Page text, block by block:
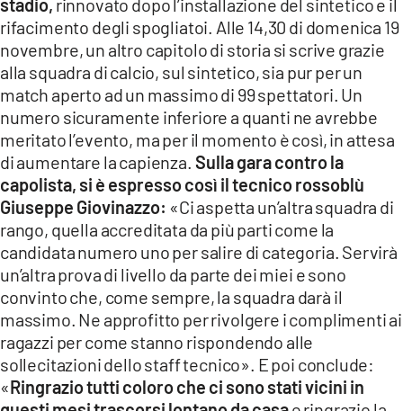
ILVIBONESE.IT
CATANZAROCHANNEL.IT
LACAPITALENEWS.IT
App
ANDROID
APPLE
rifacimento degli spogliatoi. Alle 14,30 di domenica 19
novembre, un altro capitolo di storia si scrive grazie
alla squadra di calcio, sul sintetico, sia pur per un
match aperto ad un massimo di 99 spettatori. Un
numero sicuramente inferiore a quanti ne avrebbe
meritato l’evento, ma per il momento è così, in attesa
di aumentare la capienza. Sulla gara contro la
capolista, si è espresso così il tecnico rossoblù
Giuseppe Giovinazzo: «Ci aspetta un’altra squadra di
rango, quella accreditata da più parti come la
candidata numero uno per salire di categoria. Servirà
un’altra prova di livello da parte dei miei e sono
convinto che, come sempre, la squadra darà il
massimo. Ne approfitto per rivolgere i complimenti ai
ragazzi per come stanno rispondendo alle
sollecitazioni dello staff tecnico». E poi conclude:
«Ringrazio tutti coloro che ci sono stati vicini in